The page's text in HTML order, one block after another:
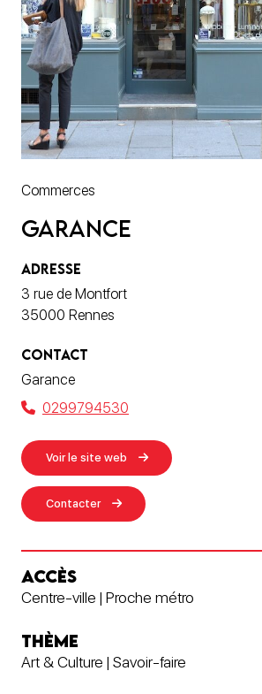
Commerces
Garance
ADRESSE
3 rue de Montfort
35000 Rennes
CONTACT
Garance
0299794530
Voir le site web
Contacter
ACCÈS
Centre-ville | Proche métro
THÈME
Art & Culture | Savoir-faire